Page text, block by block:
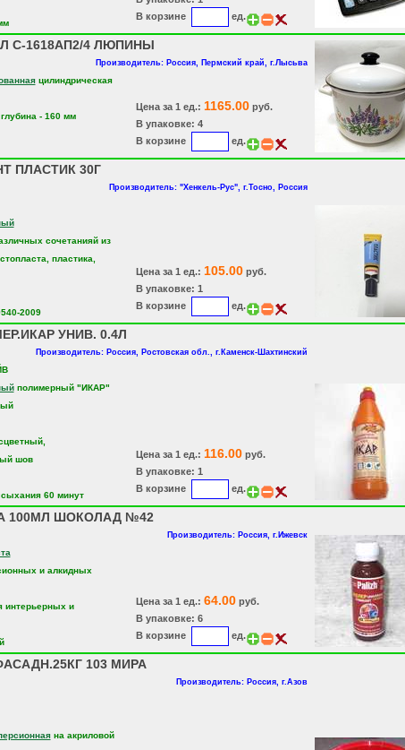
В корзине
ед.
С-1618АП2/4 ЛЮПИНЫ
Производитель: Россия, Пермский край, г.Лысьва
цилиндрическая
- 160 мм
Цена за 1 ед.: 1165.00руб.
В упаковке: 4
В корзине
ед.
ПЛАСТИК 30Г
Производитель: "Хенкель-Рус", г.Тосно, Россия
сочетанияй из
пластика,
2009
Цена за 1 ед.: 105.00руб.
В упаковке: 1
В корзине
ед.
УНИВ. 0.4Л
Производитель: Россия, Ростовская обл., г.Каменск-Шахтинский
полимерный "ИКАР"
шов
60 минут
Цена за 1 ед.: 116.00руб.
В упаковке: 1
В корзине
ед.
100МЛ ШОКОЛАД №42
Производитель: Россия, г.Ижевск
и алкидных
интерьерных и
Цена за 1 ед.: 64.00руб.
В упаковке: 6
В корзине
ед.
103 МИРА
Производитель: Россия, г.Азов
на акриловой